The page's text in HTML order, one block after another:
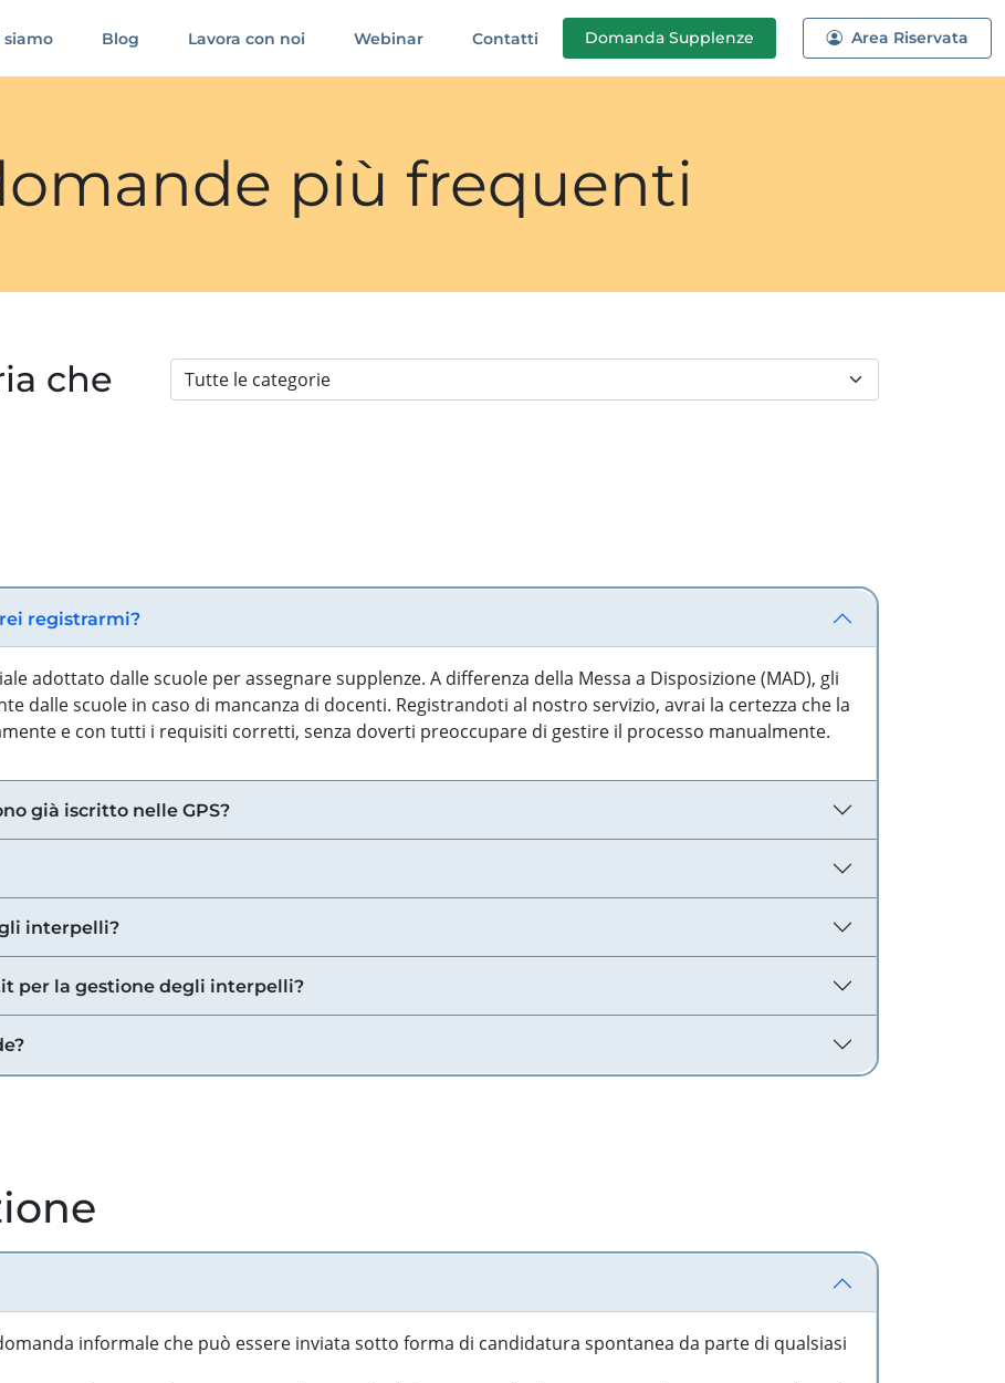
siamo Blog Lavora con noi Webinar Contatti Domanda Supplenze Area Riservata
più frequenti
che
registrarmi?
adottato dalle scuole per assegnare supplenze. A differenza della Messa a Disposizione (MAD), gli
dalle scuole in caso di mancanza di docenti. Registrandoti al nostro servizio, avrai la certezza che la
e con tutti i requisiti corretti, senza doverti preoccupare di gestire il processo manualmente.
già iscritto nelle GPS?
interpelli?
per la gestione degli interpelli?
informale che può essere inviata sotto forma di candidatura spontanea da parte di qualsiasi